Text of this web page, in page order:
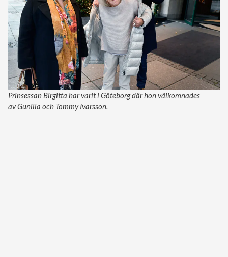
Prinsessan Birgitta har varit i Göteborg där hon välkomnades
av Gunilla och Tommy Ivarsson.